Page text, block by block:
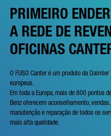
PRIMEIRO
A REDE DE
OFICINAS
O FUSO Canter é um produto da
europeus.
Em toda a Europa, mais de 800 pontos
Benz oferecem aconselhamento, vendas,
manutenção e reparação de todos os
mais alta qualidade.